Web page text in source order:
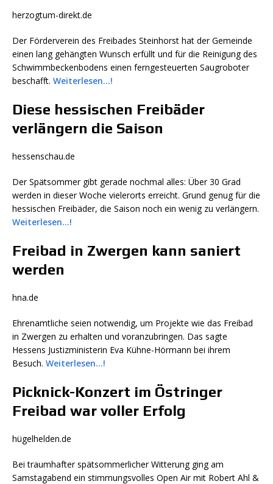
herzogtum-direkt.de
Der Förderverein des Freibades Steinhorst hat der Gemeinde
einen lang gehängten Wunsch erfüllt und für die Reinigung des
Schwimmbeckenbodens einen ferngesteuerten Saugroboter
beschafft. Weiterlesen…!
Diese hessischen Freibäder
verlängern die Saison
hessenschau.de
Der Spätsommer gibt gerade nochmal alles: Über 30 Grad
werden in dieser Woche vielerorts erreicht. Grund genug für die
hessischen Freibäder, die Saison noch ein wenig zu verlängern.
Weiterlesen…!
Freibad in Zwergen kann saniert
werden
hna.de
Ehrenamtliche seien notwendig, um Projekte wie das Freibad
in Zwergen zu erhalten und voranzubringen. Das sagte
Hessens Justizministerin Eva Kühne-Hörmann bei ihrem
Besuch. Weiterlesen…!
Picknick-Konzert im Östringer
Freibad war voller Erfolg
hügelhelden.de
Bei traumhafter spätsommerlicher Witterung ging am
Samstagabend ein stimmungsvolles Open Air mit Robert Ahl &